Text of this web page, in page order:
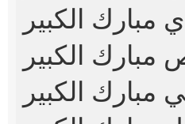
مبارك الكبير
الكبير
مبارك الكبير